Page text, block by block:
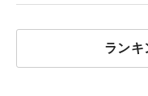
ランキ